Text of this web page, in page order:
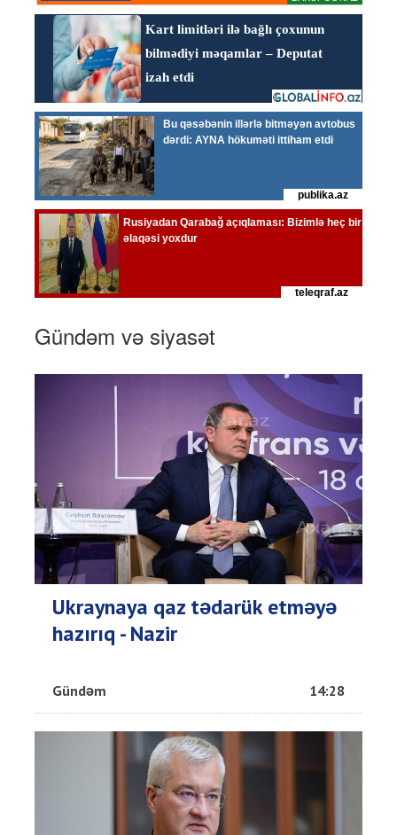
Gündəm və siyasət
Ukraynaya qaz tədarük etməyə
hazırıq - Nazir
Gündəm 14:28